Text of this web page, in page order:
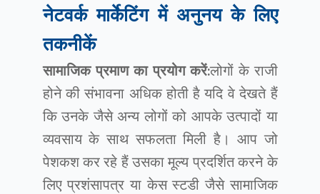
नेटवर्क मार्केटिंग में अनुनय के लिए
तकनीकें
सामाजिक प्रमाण का प्रयोग करें:लोगों के राजी
होने की संभावना अधिक होती है यदि वे देखते हैं
कि उनके जैसे अन्य लोगों को आपके उत्पादों या
व्यवसाय के साथ सफलता मिली है। आप जो
पेशकश कर रहे हैं उसका मूल्य प्रदर्शित करने के
लिए प्रशंसापत्र या केस स्टडी जैसे सामाजिक